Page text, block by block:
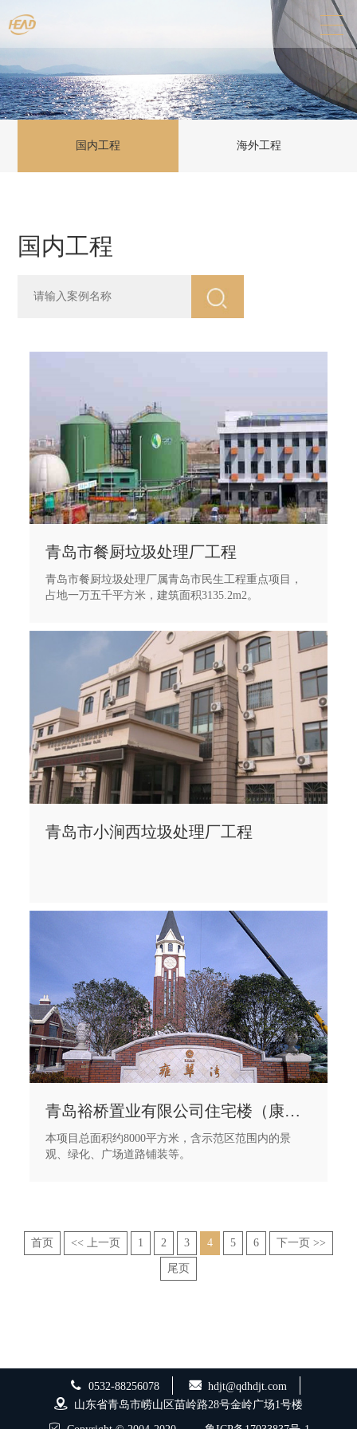
国内工程 海外工程
国内工程
青岛市餐厨垃圾处理厂工程
青岛市餐厨垃圾处理厂属青岛市民生工程重点项目，
占地一万五千平方米，建筑面积3135.2m2。
青岛市小涧西垃圾处理厂工程
青岛裕桥置业有限公司住宅楼（康庭嘉苑1.2期.雍翠湾）示范区景观绿化工程
本项目总面积约8000平方米，含示范区范围内的景
观、绿化、广场道路铺装等。
首页 << 上一页 1 2 3 4 5 6 下一页 >>
尾页
0532-88256078
hdjt@qdhdjt.com
山东省青岛市崂山区苗岭路28号金岭广场1号楼